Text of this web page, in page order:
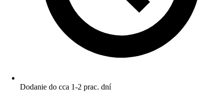
Dodanie do cca 1-2 prac. dní